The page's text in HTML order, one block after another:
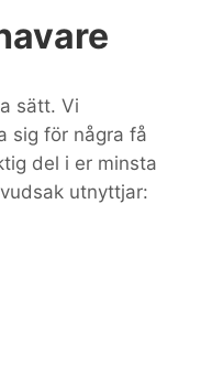
sätt. Vi
sig för några få
del i er minsta
utnyttjar: